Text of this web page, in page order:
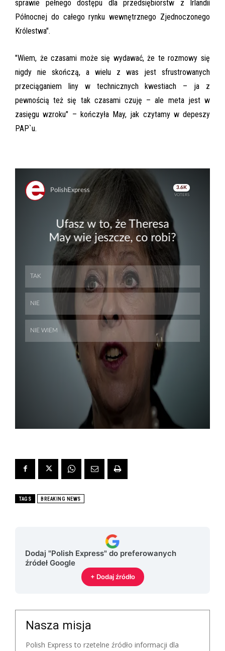
sprawie pełnego dostępu dla przedsiębiorstw z Irlandii
Północnej do całego rynku wewnętrznego Zjednoczonego
Królestwa".
"Wiem, że czasami może się wydawać, że te rozmowy się
nigdy nie skończą, a wielu z was jest sfrustrowanych
przeciąganiem liny w technicznych kwestiach – ja z
pewnością też się tak czasami czuję – ale meta jest w
zasięgu wzroku" – kończyła May, jak czytamy w depeszy
PAP`u.
Skip
Skip
TAGS BREAKING NEWS
Dodaj "Polish Express" do preferowanych
źródeł Google
+ Dodaj źródło
Nasza misja
Polish Express to rzetelne źródło informacji dla